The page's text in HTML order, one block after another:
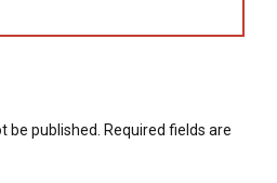
be published. Required fields are